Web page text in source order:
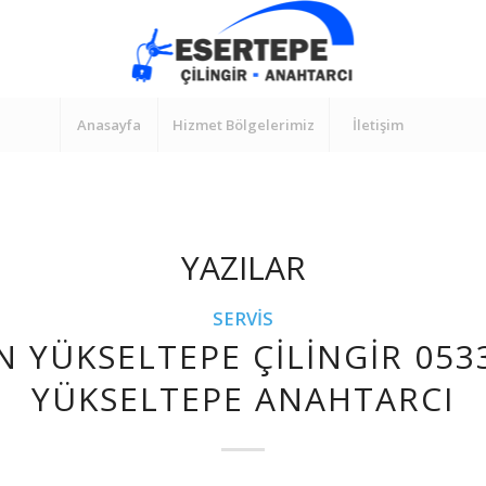
Anasayfa Hizmet Bölgelerimiz İletişim
YAZILAR
SERVIS
YÜKSELTEPE ÇILINGIR
YÜKSELTEPE ANAHTARCI